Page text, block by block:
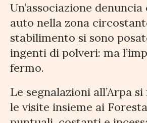
Un’associazione denuncia
auto nella zona
stabilimento si sono
ingenti di polveri: ma
fermo.
Le segnalazioni all’Arpa
le visite insieme ai